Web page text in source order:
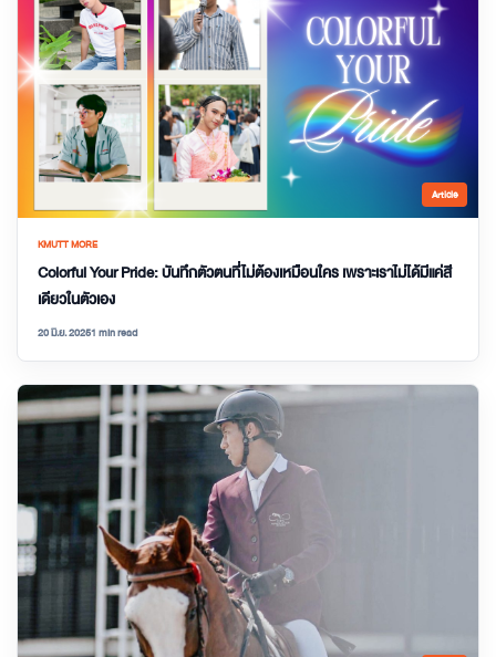
Article
KMUTT MORE
Colorful Your Pride: บันทึกตัวตนที่ไม่ต้องเหมือนใคร เพราะเราไม่ได้มีแค่สี
เดียวในตัวเอง
20 มิ.ย. 20251 min read